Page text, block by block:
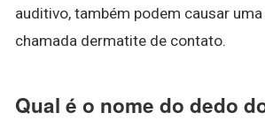
auditivo, também podem causar
chamada dermatite de contato.
Qual é o nome do dedo